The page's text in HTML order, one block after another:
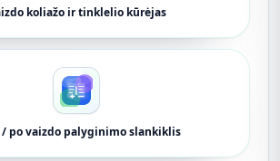
koliažo ir tinklelio kūrėjas
/ po vaizdo palyginimo slankiklis